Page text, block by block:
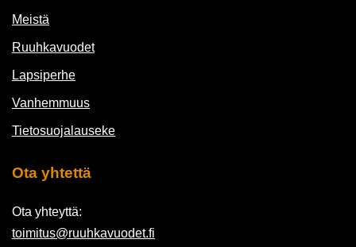
Meistä
Ruuhkavuodet
Lapsiperhe
Vanhemmuus
Tietosuojalauseke
Ota yhtettä
Ota yhteyttä:
toimitus@ruuhkavuodet.fi